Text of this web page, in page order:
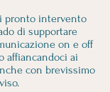
pronto intervento
di supportare
on e off
affiancandoci ai
con brevissimo